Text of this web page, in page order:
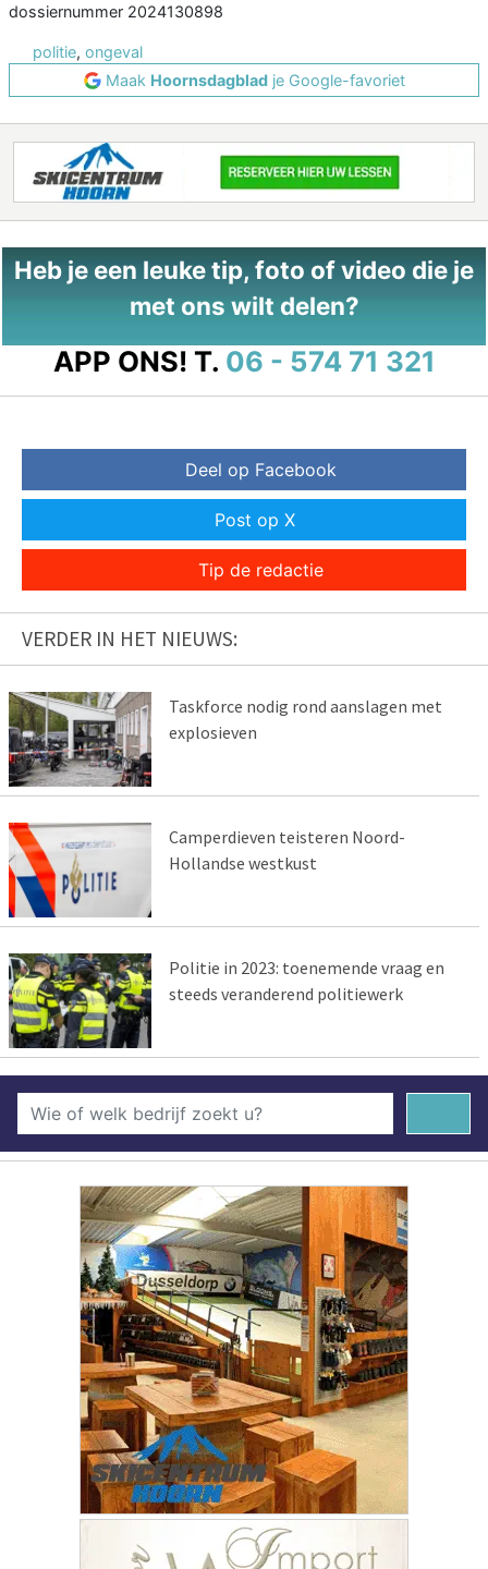
dossiernummer 2024130898
politie, ongeval
Maak Hoornsdagbladje Google-favoriet
Heb je een leuke tip, foto of video die je
met ons wilt delen?
APP ONS! T. 06 - 574 71 321
Deel op Facebook
Post op X
Tip de redactie
VERDER IN HET NIEUWS:
Taskforce nodig rond aanslagen met
explosieven
Camperdieven teisteren Noord-
Hollandse westkust
Politie in 2023: toenemende vraag en
steeds veranderend politiewerk